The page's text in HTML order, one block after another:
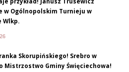
w Ogólnopolskim Turnieju w
Wlkp.
Skorupińskiego! Srebro w
Mistrzostwo Gminy Święciechowa !